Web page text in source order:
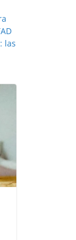
las